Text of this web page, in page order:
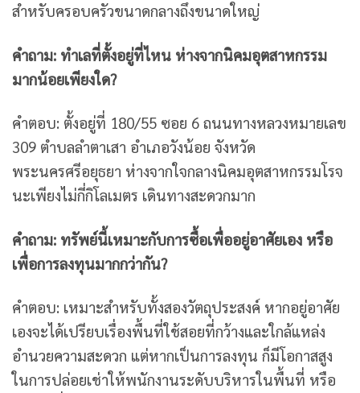
สำหรับครอบครัวขนาดกลางถึงขนาดใหญ่
คำถาม: ทำเลที่ตั้งอยู่ที่ไหน ห่างจากนิคมอุตสาหกรรม
มากน้อยเพียงใด?
คำตอบ: ตั้งอยู่ที่ 180/55 ซอย 6 ถนนทางหลวงหมายเลข
309 ตำบลลำตาเสา อำเภอวังน้อย จังหวัด
พระนครศรีอยุธยา ห่างจากใจกลางนิคมอุตสาหกรรมโรจ
นะเพียงไม่กี่กิโลเมตร เดินทางสะดวกมาก
คำถาม: ทรัพย์นี้เหมาะกับการซื้อเพื่ออยู่อาศัยเอง หรือ
เพื่อการลงทุนมากกว่ากัน?
คำตอบ: เหมาะสำหรับทั้งสองวัตถุประสงค์ หากอยู่อาศัย
เองจะได้เปรียบเรื่องพื้นที่ใช้สอยที่กว้างและใกล้แหล่ง
อำนวยความสะดวก แต่หากเป็นการลงทุน ก็มีโอกาสสูง
ในการปล่อยเช่าให้พนักงานระดับบริหารในพื้นที่ หรือ